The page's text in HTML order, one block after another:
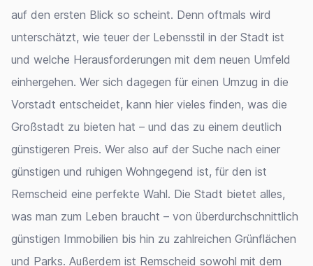
auf den ersten Blick so scheint. Denn oftmals wird
unterschätzt, wie teuer der Lebensstil in der Stadt ist
und welche Herausforderungen mit dem neuen Umfeld
einhergehen. Wer sich dagegen für einen Umzug in die
Vorstadt entscheidet, kann hier vieles finden, was die
Großstadt zu bieten hat – und das zu einem deutlich
günstigeren Preis. Wer also auf der Suche nach einer
günstigen und ruhigen Wohngegend ist, für den ist
Remscheid eine perfekte Wahl. Die Stadt bietet alles,
was man zum Leben braucht – von überdurchschnittlich
günstigen Immobilien bis hin zu zahlreichen Grünflächen
und Parks. Außerdem ist Remscheid sowohl mit dem